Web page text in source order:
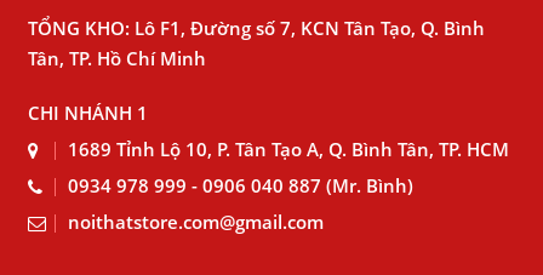
TỔNG KHO: Lô F1, Đường số 7, KCN Tân Tạo, Q. Bình
Tân, TP. Hồ Chí Minh
CHI NHÁNH 1
1689 Tỉnh Lộ 10, P. Tân Tạo A, Q. Bình Tân, TP. HCM
0934 978 999 - 0906 040 887 (Mr. Bình)
noithatstore.com@gmail.com